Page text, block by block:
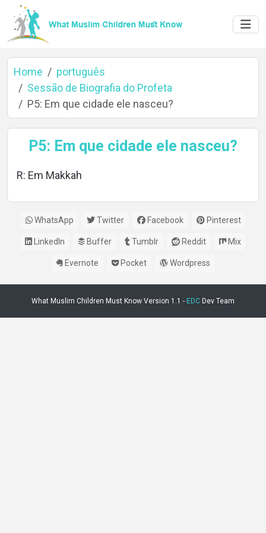
Home
Languages
Home
português
Sessão de Biografia do Profeta
P5: Em que cidade ele nasceu?
P5: Em que cidade ele nasceu?
R: Em Makkah
WhatsApp Twitter Facebook Pinterest
LinkedIn Buffer Tumblr Reddit Mix
Evernote Pocket Wordpress
What Muslim Children Must Know Version 1.1 - EDC Dev Team